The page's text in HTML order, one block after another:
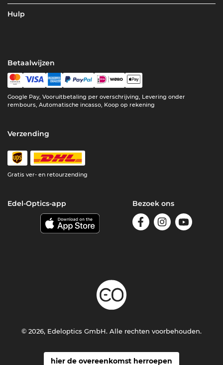
Hulp
Betaalwijzen
Google Pay, Vooruitbetaling per overschrijving, Levering onder
rembours, Automatische incasso, Koop op rekening
Verzending
Gratis ver- en retourzending
Edel-Optics-app Bezoek ons
hier de overeenkomst herroepen
© 2026, Edeloptics GmbH. Alle rechten voorbehouden.